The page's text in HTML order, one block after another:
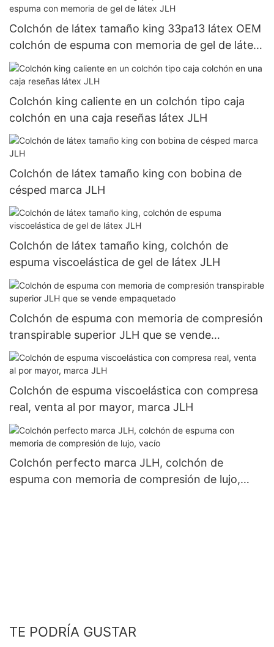
Colchón de látex tamaño king 33pa13 látex OEM
colchón de espuma con memoria de gel de látex
JLH
Colchón king caliente en un colchón tipo caja
colchón en una caja reseñas látex JLH
Colchón de látex tamaño king con bobina de
césped marca JLH
Colchón de látex tamaño king, colchón de
espuma viscoelástica de gel de látex JLH
Colchón de espuma con memoria de compresión
transpirable superior JLH que se vende
empaquetado
Colchón de espuma viscoelástica con compresa
real, venta al por mayor, marca JLH
Colchón perfecto marca JLH, colchón de
espuma con memoria de compresión de lujo,
TE PODRÍA GUSTAR